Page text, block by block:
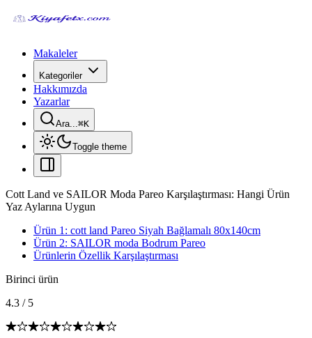
Makaleler
Kategoriler
Hakkımızda
Yazarlar
Ara...⌘K
Toggle theme
Cott Land ve SAILOR Moda Pareo Karşılaştırması: Hangi Ürün
Yaz Aylarına Uygun
Ürün 1: cott land Pareo Siyah Bağlamalı 80x140cm
Ürün 2: SAILOR moda Bodrum Pareo
Ürünlerin Özellik Karşılaştırması
Birinci ürün
4.3 / 5